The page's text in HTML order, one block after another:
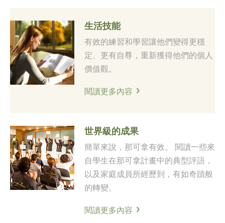
生活技能
有效的練習和學習讓他們變得更穩
定、更有自尊，重新獲得他們的個人
價值觀。
閱讀更多內容
世界級的成果
簡單來說，那可拿有效。 閱讀一些來
自學生在那可拿計畫中的典型評語，
以及家庭成員所經歷到，有如奇蹟般
的轉變。
閱讀更多內容